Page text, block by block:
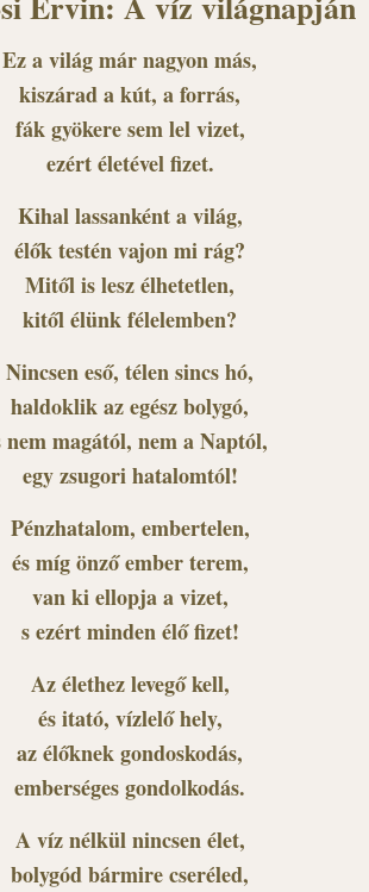
Ez a világ már nagyon más,
kiszárad a kút, a forrás,
fák gyökere sem lel vizet,
ezért életével fizet.
Kihal lassanként a világ,
élők testén vajon mi rág?
Mitől is lesz élhetetlen,
kitől élünk félelemben?
Nincsen eső, télen sincs hó,
haldoklik az egész bolygó,
nem magától, nem a Naptól,
egy zsugori hatalomtól!
Pénzhatalom, embertelen,
és míg önző ember terem,
van ki ellopja a vizet,
s ezért minden élő fizet!
Az élethez levegő kell,
és itató, vízlelő hely,
az élőknek gondoskodás,
emberséges gondolkodás.
A víz nélkül nincsen élet,
bolygód bármire cseréled,